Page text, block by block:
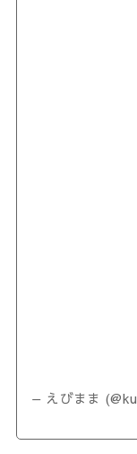
— えびまま